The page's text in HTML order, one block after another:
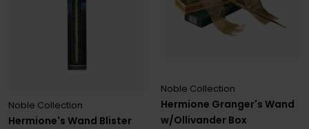
Hermione's Wand Blister
Noble Collection
Hermione Granger's Wand
w/Ollivander Box
Noble Collection